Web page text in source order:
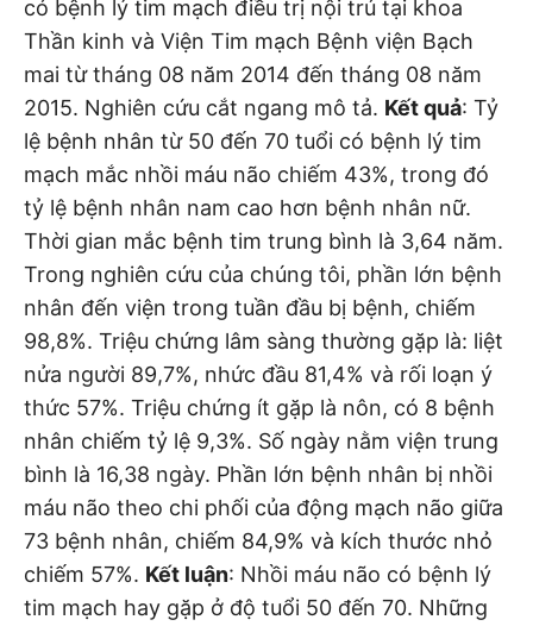
có bệnh lý tim mạch điều trị nội trú tại khoa
Thần kinh và Viện Tim mạch Bệnh viện Bạch
mai từ tháng 08 năm 2014 đến tháng 08 năm
2015. Nghiên cứu cắt ngang mô tả. Kết quả: Tỷ
lệ bệnh nhân từ 50 đến 70 tuổi có bệnh lý tim
mạch mắc nhồi máu não chiếm 43%, trong đó
tỷ lệ bệnh nhân nam cao hơn bệnh nhân nữ.
Thời gian mắc bệnh tim trung bình là 3,64 năm.
Trong nghiên cứu của chúng tôi, phần lớn bệnh
nhân đến viện trong tuần đầu bị bệnh, chiếm
98,8%. Triệu chứng lâm sàng thường gặp là: liệt
nửa người 89,7%, nhức đầu 81,4% và rối loạn ý
thức 57%. Triệu chứng ít gặp là nôn, có 8 bệnh
nhân chiếm tỷ lệ 9,3%. Số ngày nằm viện trung
bình là 16,38 ngày. Phần lớn bệnh nhân bị nhồi
máu não theo chi phối của động mạch não giữa
73 bệnh nhân, chiếm 84,9% và kích thước nhỏ
chiếm 57%. Kết luận: Nhồi máu não có bệnh lý
tim mạch hay gặp ở độ tuổi 50 đến 70. Những